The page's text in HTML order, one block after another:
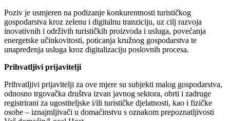
Poziv je usmjeren na podizanje konkurentnosti turističkog
gospodarstva kroz zelenu i digitalnu tranziciju, uz cilj razvoja
inovativnih i održivih turističkih proizvoda i usluga, povećanja
energetske učinkovitosti, poticanja kružnog gospodarstva te
unapređenja usluga kroz digitalizaciju poslovnih procesa.
Prihvatljivi prijavitelji
Prihvatljivi prijavitelji za ove mjere su subjekti malog gospodarstva,
odnosno trgovačka društva izvan javnog sektora, obrti i zadruge
registrirani za ugostiteljske i/ili turističke djelatnosti, kao i fizičke
osobe – iznajmljivači u domaćinstvu s oznakom prepoznatljivosti